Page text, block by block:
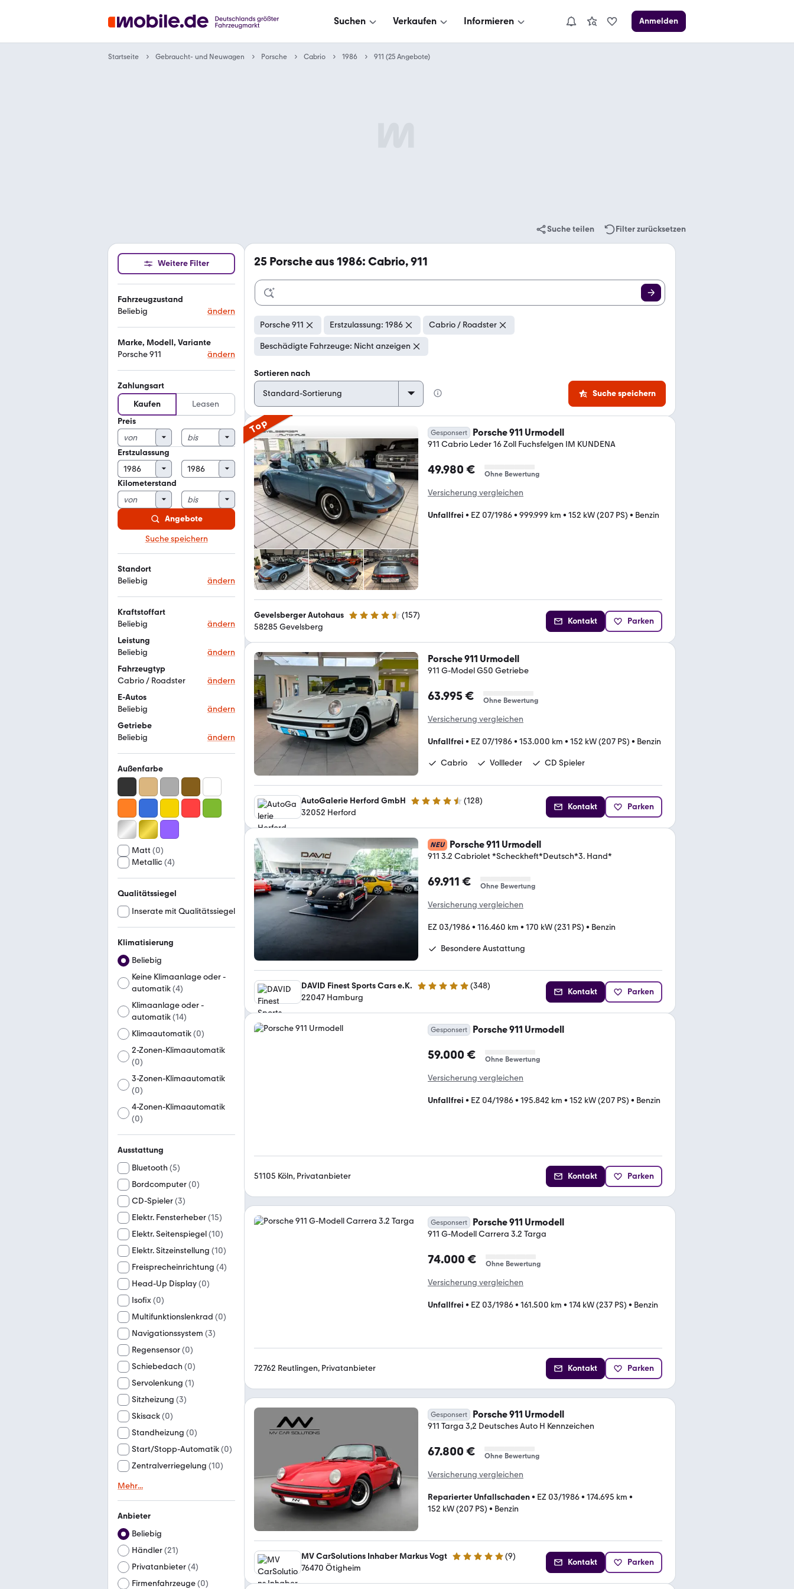
Suchen Verkaufen Informieren Anmelden
Startseite Gebraucht- und Neuwagen Porsche Cabrio 1986 911 (25 Angebote)
Suche teilen Filter zurücksetzen
Weitere Filter
Fahrzeugzustand
Beliebig
ändern
Marke, Modell, Variante
Porsche 911
ändern
Zahlungsart
Kaufen
Leasen
Preis
Erstzulassung
Kilometerstand
Angebote
Suche speichern
Standort
Beliebig
ändern
Kraftstoffart
Beliebig
ändern
Leistung
Beliebig
ändern
Fahrzeugtyp
Cabrio / Roadster
ändern
E-Autos
Beliebig
ändern
Getriebe
Beliebig
ändern
Außenfarbe
Matt (0)
Metallic(4)
Qualitätssiegel
Inserate mit Qualitätssiegel
Klimatisierung
Beliebig
Keine Klimaanlage oder -
automatik(4)
Klimaanlage oder -
automatik(14)
Klimaautomatik(0)
2-Zonen-Klimaautomatik
(0)
3-Zonen-Klimaautomatik
(0)
4-Zonen-Klimaautomatik
(0)
Ausstattung
Bluetooth (5)
Bordcomputer(0)
CD-Spieler(3)
Elektr. Fensterheber(15)
Elektr. Seitenspiegel(10)
Elektr. Sitzeinstellung (10)
Freisprecheinrichtung (4)
Head-Up Display(0)
Isofix(0)
Multifunktionslenkrad (0)
Navigationssystem (3)
Regensensor(0)
Schiebedach (0)
Servolenkung (1)
Sitzheizung (3)
Skisack(0)
Standheizung (0)
Start/Stopp-Automatik(0)
Zentralverriegelung (10)
Mehr...
Anbieter
Beliebig
Händler(21)
Privatanbieter(4)
Firmenfahrzeuge(0)
25 Porsche aus 1986: Cabrio, 911
Porsche 911 Erstzulassung: 1986 Cabrio / Roadster
Beschädigte Fahrzeuge: Nicht anzeigen
Sortieren nach
Suche speichern
Top Gesponsert Porsche 911 Urmodell
911 Cabrio Leder 16 Zoll Fuchsfelgen IM KUNDENA
49.980 € Ohne Bewertung
Versicherung vergleichen
Unfallfrei • EZ 07/1986• 999.999 km • 152 kW (207 PS) • Benzin
Gevelsberger Autohaus 4.3 Sterne (157)
58285 Gevelsberg
Kontakt Parken
Porsche 911 Urmodell
911 G-Model G50 Getriebe
63.995 € Ohne Bewertung
Versicherung vergleichen
Unfallfrei • EZ 07/1986• 153.000 km • 152 kW (207 PS) • Benzin
Cabrio Vollleder CD Spieler
AutoGalerie Herford GmbH 4.5 Sterne (128)
32052 Herford
Kontakt Parken
NEU Porsche 911 Urmodell
911 3.2 Cabriolet *Scheckheft*Deutsch*3. Hand*
69.911 € Ohne Bewertung
Versicherung vergleichen
EZ 03/1986• 116.460 km • 170 kW (231 PS) • Benzin
Besondere Austattung
DAVID Finest Sports Cars e.K. 4.9 Sterne (348)
22047 Hamburg
Kontakt Parken
Gesponsert Porsche 911 Urmodell
59.000 € Ohne Bewertung
Versicherung vergleichen
Unfallfrei • EZ 04/1986• 195.842 km • 152 kW (207 PS) • Benzin
51105 Köln, Privatanbieter Kontakt Parken
Gesponsert Porsche 911 Urmodell
911 G-Modell Carrera 3.2 Targa
74.000 € Ohne Bewertung
Versicherung vergleichen
Unfallfrei • EZ 03/1986• 161.500 km • 174 kW (237 PS) • Benzin
72762 Reutlingen, Privatanbieter Kontakt Parken
Gesponsert Porsche 911 Urmodell
911 Targa 3,2 Deutsches Auto H Kennzeichen
67.800 € Ohne Bewertung
Versicherung vergleichen
Reparierter Unfallschaden• EZ 03/1986• 174.695 km •
152 kW (207 PS) • Benzin
MV CarSolutions Inhaber Markus Vogt 5 Sterne (9)
76470 Ötigheim
Kontakt Parken